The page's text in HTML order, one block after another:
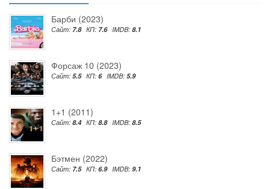
Барби (2023)
Сайт: 7.8 КП: 7.6 IMDB: 8.1
Форсаж 10 (2023)
Сайт: 5.5 КП: 6 IMDB: 5.9
1+1 (2011)
Сайт: 8.4 КП: 8.8 IMDB: 8.5
Бэтмен (2022)
Сайт: 7.5 КП: 6.9 IMDB: 9.1